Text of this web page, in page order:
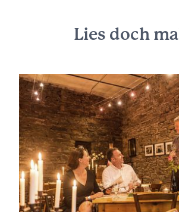
Lies doch